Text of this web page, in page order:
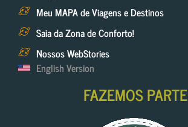
Meu MAPA de Viagens e Destinos
Saia da Zona de Conforto!
Nossos WebStories
English Version
FAZEMOS PARTE